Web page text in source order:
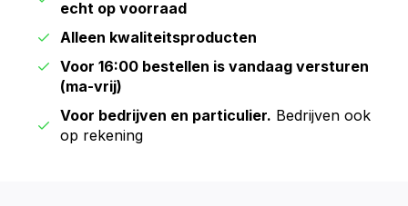
echt op voorraad
Alleen kwaliteitsproducten
Voor 16:00 bestellen is vandaag versturen
(ma-vrij)
Voor bedrijven en particulier. Bedrijven ook
op rekening